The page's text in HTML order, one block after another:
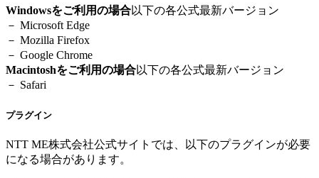
Windowsをご利用の場合以下の各公式最新バージョン
－ Microsoft Edge
－ Mozilla Firefox
－ Google Chrome
Macintoshをご利用の場合以下の各公式最新バージョン
－ Safari
プラグイン
NTT ME株式会社公式サイトでは、以下のプラグインが必要
になる場合があります。